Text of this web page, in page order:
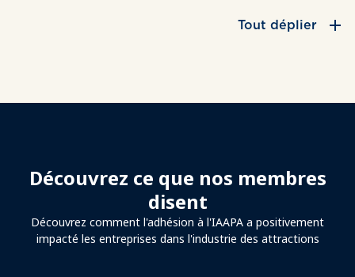
Tout déplier
Découvrez ce que nos membres
disent
Découvrez comment l'adhésion à l'IAAPA a positivement
impacté les entreprises dans l'industrie des attractions